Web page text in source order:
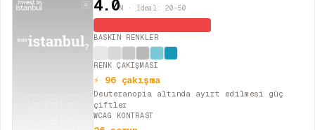
4.0M · İdeal: 20–50
BASKIN RENKLER
RENK ÇAKIŞMASI
⚡ 96 çakışma
Deuteranopia altında ayırt edilmesi güç
çiftler
WCAG KONTRAST